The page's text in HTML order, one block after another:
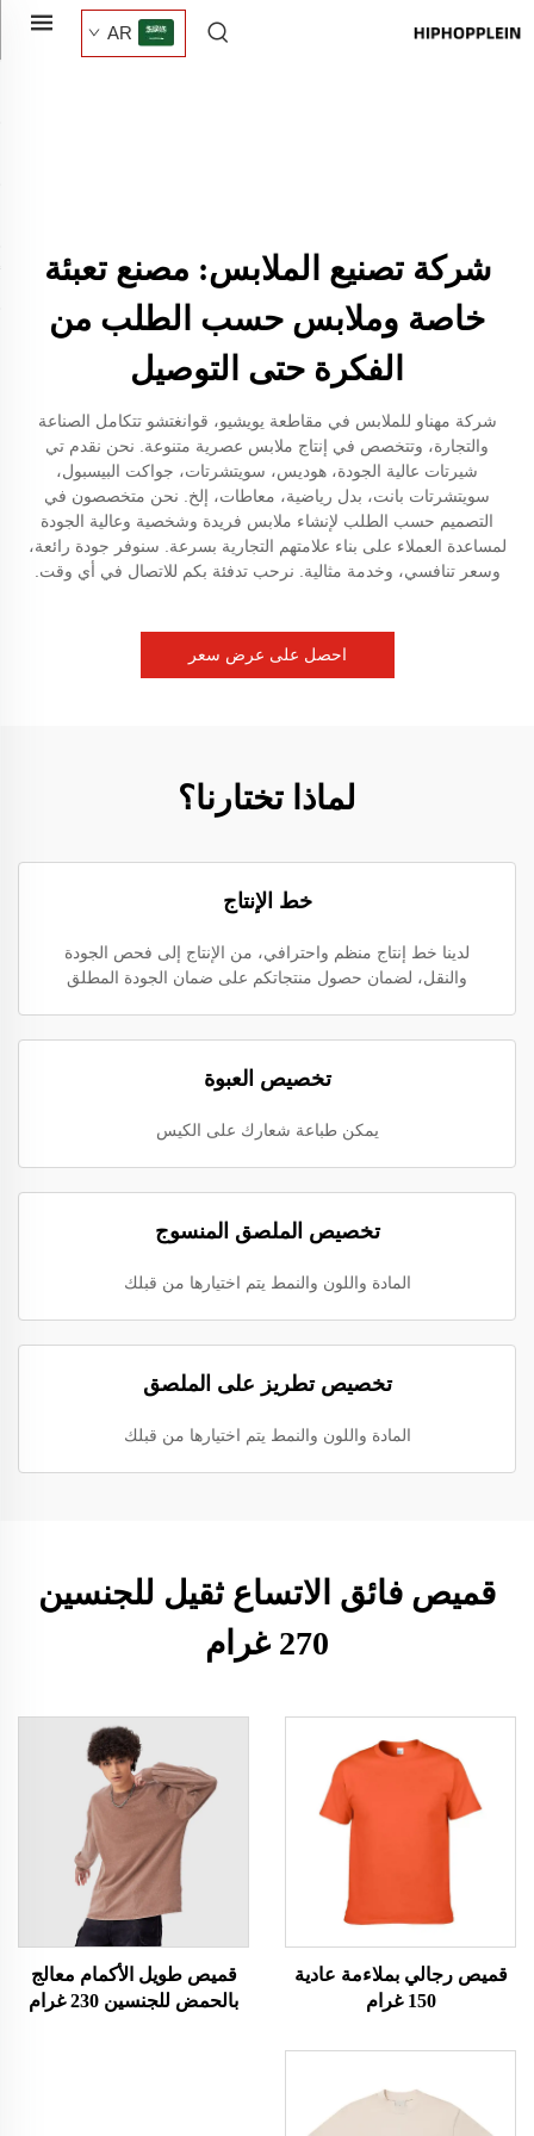
AR
شركة تصنيع الملابس: مصنع تعبئة
خاصة وملابس حسب الطلب من
الفكرة حتى التوصيل
شركة مهناو للملابس في مقاطعة يويشيو، قوانغتشو تتكامل الصناعة
والتجارة، وتتخصص في إنتاج ملابس عصرية متنوعة. نحن نقدم تي
شيرتات عالية الجودة، هوديس، سويتشرتات، جواكت البيسبول،
سويتشرتات بانت، بدل رياضية، معاطات، إلخ. نحن متخصصون في
التصميم حسب الطلب لإنشاء ملابس فريدة وشخصية وعالية الجودة
لمساعدة العملاء على بناء علامتهم التجارية بسرعة. سنوفر جودة رائعة،
وسعر تنافسي، وخدمة مثالية. نرحب تدفئة بكم للاتصال في أي وقت.
احصل على عرض سعر
لماذا تختارنا؟
خط الإنتاج
لدينا خط إنتاج منظم واحترافي، من الإنتاج إلى فحص الجودة
والنقل، لضمان حصول منتجاتكم على ضمان الجودة المطلق
تخصيص العبوة
يمكن طباعة شعارك على الكيس
تخصيص الملصق المنسوج
المادة واللون والنمط يتم اختيارها من قبلك
تخصيص تطريز على الملصق
المادة واللون والنمط يتم اختيارها من قبلك
قميص فائق الاتساع ثقيل للجنسين
270 غرام
قميص رجالي بملاءمة عادية
150 غرام
قميص طويل الأكمام معالج
بالحمض للجنسين 230 غرام